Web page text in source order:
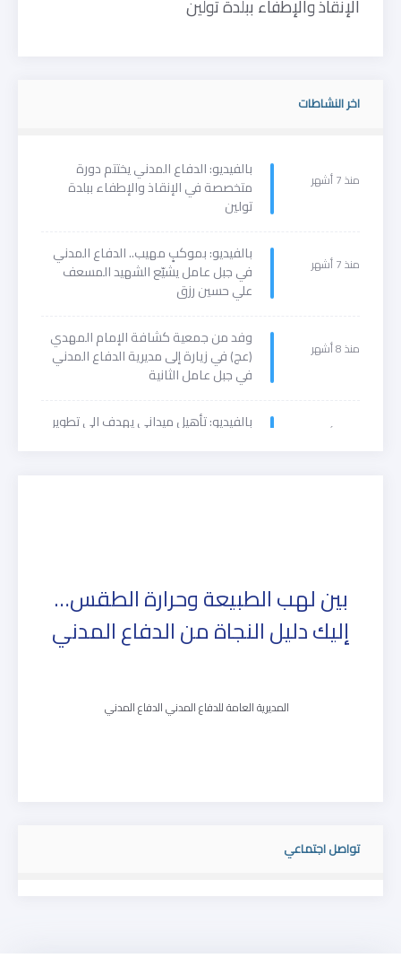
الإنقاذ والإطفاء ببلدة تولين
اخر النشاطات
منذ 7 أشهر بالفيديو: الدفاع المدني يختتم دورة
متخصصة في الإنقاذ والإطفاء ببلدة
تولين
منذ 7 أشهر بالفيديو: بموكبٍ مهيب.. الدفاع المدني
في جبل عامل يشيّع الشهيد المسعف
علي حسين رزق
منذ 8 أشهر وفد من جمعية كشافة الإمام المهدي
(عج) في زيارة إلى مديرية الدفاع المدني
في جبل عامل الثانية
بالفيديو: تأهيل ميداني يهدف الى تطوير
بين لهب الطبيعة وحرارة الطقس…
إليك دليل النجاة من الدفاع المدني
المديرية العامة للدفاع المدني الدفاع المدني
تواصل اجتماعي